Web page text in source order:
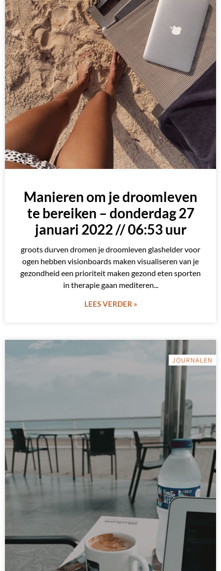
Manieren om je droomleven
te bereiken – donderdag 27
januari 2022 // 06:53 uur
groots durven dromen je droomleven glashelder voor
ogen hebben visionboards maken visualiseren van je
gezondheid een prioriteit maken gezond eten sporten
in therapie gaan mediteren
LEES VERDER »
JOURNALEN